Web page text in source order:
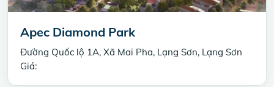
Apec Diamond Park
Đường Quốc lộ 1A, Xã Mai Pha, Lạng Sơn, Lạng Sơn
Giá: